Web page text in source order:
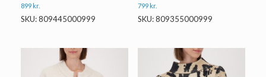
899kr.
SKU: 809445000999
799kr.
SKU: 809355000999